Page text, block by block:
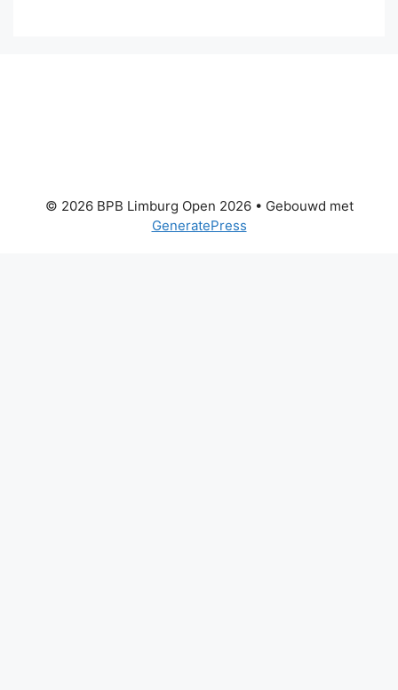
© 2026 BPB Limburg Open 2026• Gebouwd met
GeneratePress